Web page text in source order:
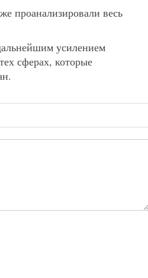
проанализировали весь
усилением
сферах, которые